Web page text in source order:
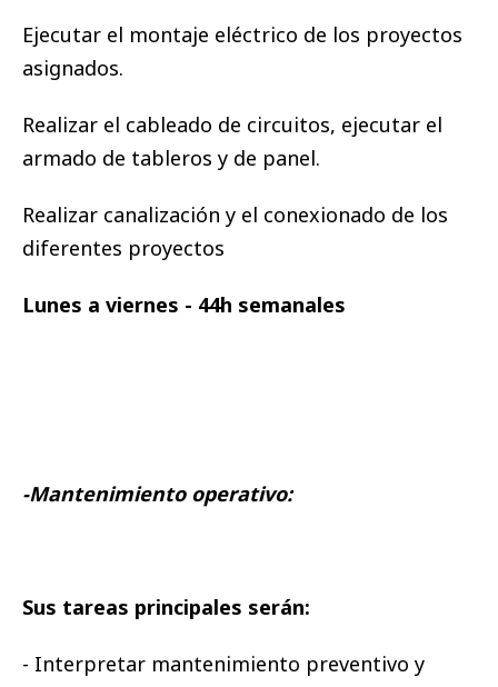
Ejecutar el montaje eléctrico de los proyectos
asignados.
Realizar el cableado de circuitos, ejecutar el
armado de tableros y de panel.
Realizar canalización y el conexionado de los
diferentes proyectos
Lunes a viernes - 44h semanales
-Mantenimiento operativo:
Sus tareas principales serán:
- Interpretar mantenimiento preventivo y